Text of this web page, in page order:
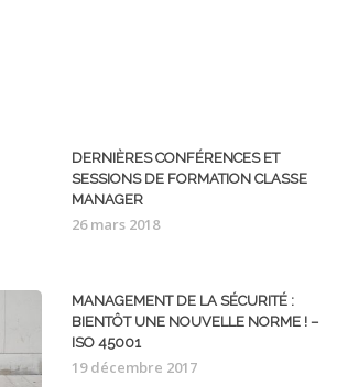
DERNIÈRES CONFÉRENCES ET
SESSIONS DE FORMATION CLASSE
MANAGER
26 mars 2018
MANAGEMENT DE LA SÉCURITÉ :
BIENTÔT UNE NOUVELLE NORME ! –
ISO 45001
19 décembre 2017